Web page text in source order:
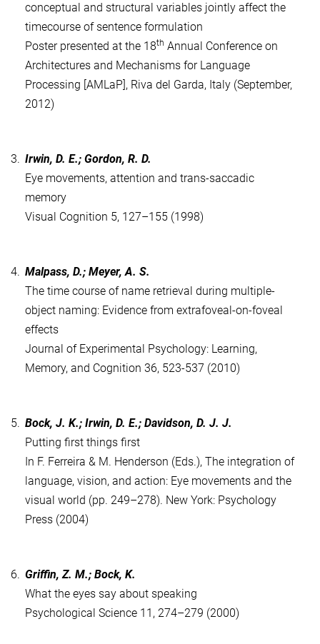
conceptual and structural variables jointly affect the
timecourse of sentence formulation
Poster presented at the 18th Annual Conference on
Architectures and Mechanisms for Language
Processing [AMLaP], Riva del Garda, Italy (September,
2012)
3. Irwin, D. E.; Gordon, R. D.
Eye movements, attention and trans-saccadic
memory
Visual Cognition 5, 127–155 (1998)
4. Malpass, D.; Meyer, A. S.
The time course of name retrieval during multiple-
object naming: Evidence from extrafoveal-on-foveal
effects
Journal of Experimental Psychology: Learning,
Memory, and Cognition 36, 523-537 (2010)
5. Bock, J. K.; Irwin, D. E.; Davidson, D. J. J.
Putting first things first
In F. Ferreira & M. Henderson (Eds.), The integration of
language, vision, and action: Eye movements and the
visual world (pp. 249–278). New York: Psychology
Press (2004)
6. Griffin, Z. M.; Bock, K.
What the eyes say about speaking
Psychological Science 11, 274–279 (2000)